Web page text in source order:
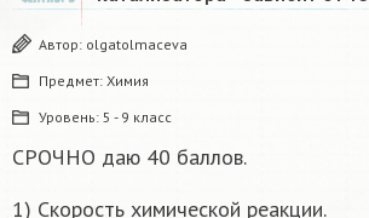
Автор: olgatolmaceva
Предмет: Химия
Уровень: 5 - 9 класс
СРОЧНО даю 40 баллов.
1) Cкорость химической реакции.